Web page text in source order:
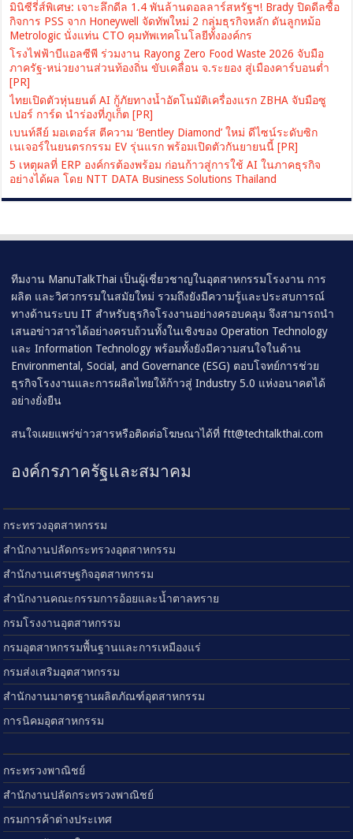
มินิซีรี่ส์พิเศษ: เจาะลึกดีล 1.4 พันล้านดอลลาร์สหรัฐฯ! Brady ปิดดีลซื้อ
กิจการ PSS จาก Honeywell จัดทัพใหม่ 2 กลุ่มธุรกิจหลัก ดันลูกหม้อ
Metrologic นั่งแท่น CTO คุมทัพเทคโนโลยีทั้งองค์กร
โรงไฟฟ้าบีแอลซีพี ร่วมงาน Rayong Zero Food Waste 2026 จับมือ
ภาครัฐ-หน่วยงานส่วนท้องถิ่น ขับเคลื่อน จ.ระยอง สู่เมืองคาร์บอนต่ำ
[PR]
ไทยเปิดตัวหุ่นยนต์ AI กู้ภัยทางน้ำอัตโนมัติเครื่องแรก ZBHA จับมือซู
เปอร์ การ์ด นำร่องที่ภูเก็ต [PR]
เบนท์ลีย์ มอเตอร์ส ตีความ ‘Bentley Diamond’ ใหม่ ดีไซน์ระดับซิก
เนเจอร์ในยนตรกรรม EV รุ่นแรก พร้อมเปิดตัวกันยายนนี้ [PR]
5 เหตุผลที่ ERP องค์กรต้องพร้อม ก่อนก้าวสู่การใช้ AI ในภาคธุรกิจ
อย่างได้ผล โดย NTT DATA Business Solutions Thailand
ทีมงาน ManuTalkThai เป็นผู้เชี่ยวชาญในอุตสาหกรรมโรงงาน การ
ผลิต และวิศวกรรมในสมัยใหม่ รวมถึงยังมีความรู้และประสบการณ์
ทางด้านระบบ IT สำหรับธุรกิจโรงงานอย่างครอบคลุม จึงสามารถนำ
เสนอข่าวสารได้อย่างครบถ้วนทั้งในเชิงของ Operation Technology
และ Information Technology พร้อมทั้งยังมีความสนใจในด้าน
Environmental, Social, and Governance (ESG) ตอบโจทย์การช่วย
ธุรกิจโรงงานและการผลิตไทยให้ก้าวสู่ Industry 5.0 แห่งอนาคตได้
อย่างยั่งยืน
สนใจเผยแพร่ข่าวสารหรือติดต่อโฆษณาได้ที่ftt@techtalkthai.com
องค์กรภาครัฐและสมาคม
กระทรวงอุตสาหกรรม
สำนักงานปลัดกระทรวงอุตสาหกรรม
สำนักงานเศรษฐกิจอุตสาหกรรม
สำนักงานคณะกรรมการอ้อยและน้ำตาลทราย
กรมโรงงานอุตสาหกรรม
กรมอุตสาหกรรมพื้นฐานและการเหมืองแร่
กรมส่งเสริมอุตสาหกรรม
สำนักงานมาตรฐานผลิตภัณฑ์อุตสาหกรรม
การนิคมอุตสาหกรรม
กระทรวงพาณิชย์
สำนักงานปลัดกระทรวงพาณิชย์
กรมการค้าต่างประเทศ